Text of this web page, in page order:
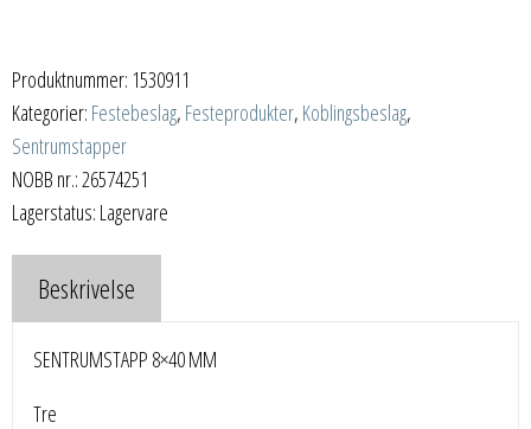
Produktnummer: 1530911
Kategorier: Festebeslag, Festeprodukter, Koblingsbeslag,
Sentrumstapper
NOBB nr.: 26574251
Lagerstatus: Lagervare
Beskrivelse
SENTRUMSTAPP 8×40 MM
Tre